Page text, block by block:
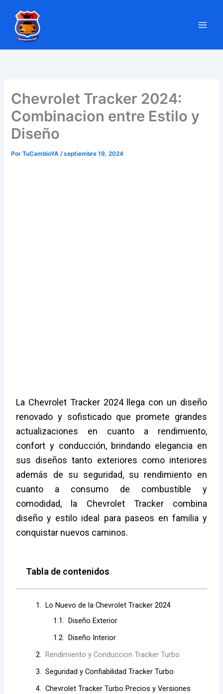
contenido
Chevrolet Tracker 2024:
Combinacion entre Estilo y
Diseño
PorTuCambioYA/septiembre 19, 2024
La Chevrolet Tracker 2024 llega con un diseño
renovado y sofisticado que promete grandes
actualizaciones en cuanto a rendimiento,
confort y conducción, brindando elegancia en
sus diseños tanto exteriores como interiores
además de su seguridad, su rendimiento en
cuanto a consumo de combustible y
comodidad, la Chevrolet Tracker combina
diseño y estilo ideal para paseos en familia y
conquistar nuevos caminos.
Tabla de contenidos
Lo Nuevo de la Chevrolet Tracker 2024
Diseño Exterior
Diseño Interior
Rendimiento y Conduccion Tracker Turbo
Seguridad y Confiabilidad Tracker Turbo
Chevrolet Tracker Turbo Precios y Versiones